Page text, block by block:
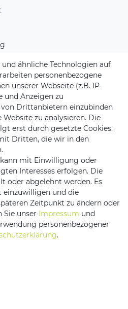
ähnliche Technologien auf
personenbezogene
unserer Webseite (z.B. IP-
und Anzeigen zu
von Drittanbietern einzubinden
zu analysieren. Die
erst durch gesetzte Cookies.
Dritten, die wir in den
mit Einwilligung oder
Interesses erfolgen. Die
oder abgelehnt werden. Es
einzuwilligen und die
Zeitpunkt zu ändern oder
Sie unser Impressum und
personenbezogener
.